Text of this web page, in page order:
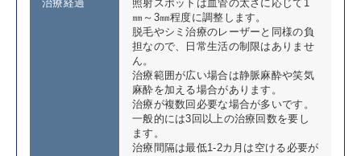
治療経過
照射スポットは血管の太さに応じて1
㎜～3㎜程度に調整します。
脱毛やシミ治療のレーザーと同様の負
担なので、日常生活の制限はありませ
ん。
治療範囲が広い場合は静脈麻酔や笑気
麻酔を加える場合があります。
治療が複数回必要な場合が多いです。
一般的には3回以上の治療回数を要し
ます。
治療間隔は最低1-2カ月は空ける必要が